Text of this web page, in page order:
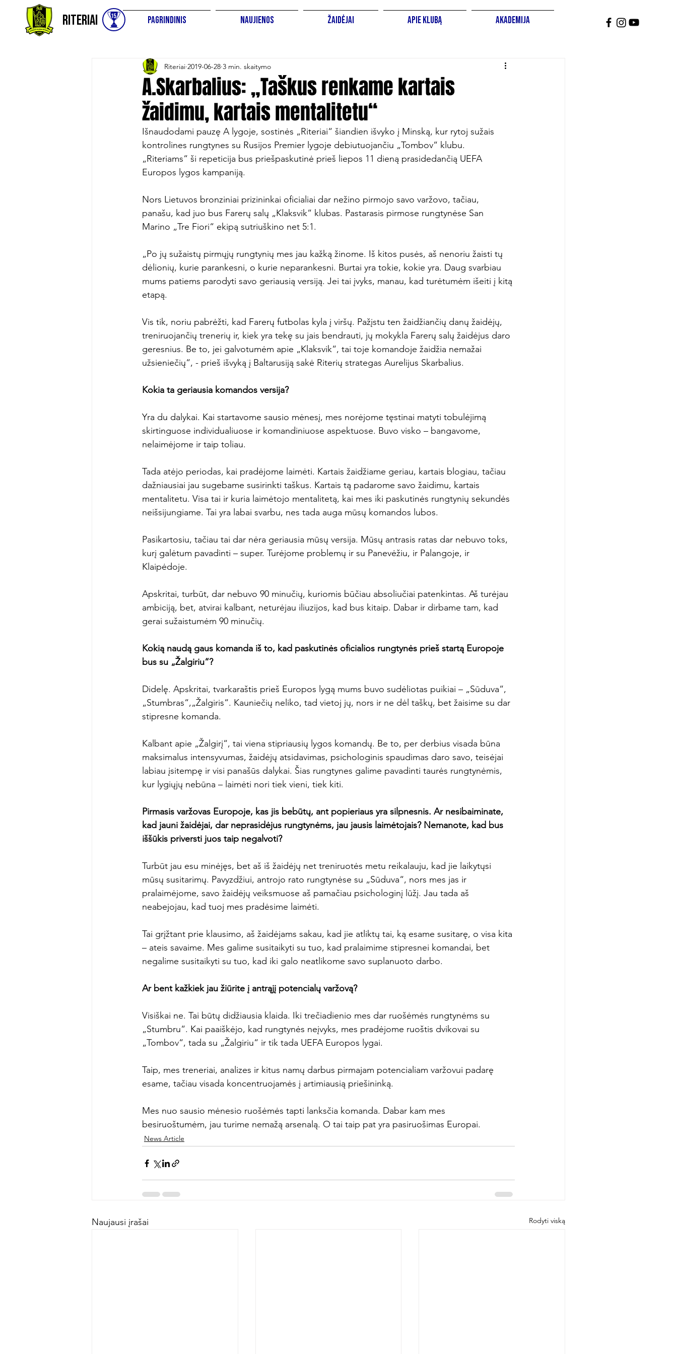
Riteriai Pagrindinis Naujienos Žaidėjai Apie Klubą Akademija
A.Skarbalius: „Taškus renkame kartais
žaidimu, kartais mentalitetu“
Riteriai 2019-06-28 3 min. skaitymo
Išnaudodami pauzę A lygoje, sostinės „Riteriai“ šiandien išvyko į Minską, kur rytoj sužais
kontrolines rungtynes su Rusijos Premier lygoje debiutuojančiu „Tombov“ klubu.
„Riteriams“ ši repeticija bus priešpaskutinė prieš liepos 11 dieną prasidedančią UEFA
Europos lygos kampaniją.
Nors Lietuvos bronziniai prizininkai oficialiai dar nežino pirmojo savo varžovo, tačiau,
panašu, kad juo bus Farerų salų „Klaksvik“ klubas. Pastarasis pirmose rungtynėse San
Marino „Tre Fiori“ ekipą sutriuškino net 5:1.
„Po jų sužaistų pirmųjų rungtynių mes jau kažką žinome. Iš kitos pusės, aš nenoriu žaisti tų
dėlionių, kurie parankesni, o kurie neparankesni. Burtai yra tokie, kokie yra. Daug svarbiau
mums patiems parodyti savo geriausią versiją. Jei tai įvyks, manau, kad turėtumėm išeiti į kitą
etapą.
Vis tik, noriu pabrėžti, kad Farerų futbolas kyla į viršų. Pažįstu ten žaidžiančių danų žaidėjų,
treniruojančių trenerių ir, kiek yra tekę su jais bendrauti, jų mokykla Farerų salų žaidėjus daro
geresnius. Be to, jei galvotumėm apie „Klaksvik“, tai toje komandoje žaidžia nemažai
užsieniečių“, - prieš išvyką į Baltarusiją sakė Riterių strategas Aurelijus Skarbalius.
Kokia ta geriausia komandos versija?
Yra du dalykai. Kai startavome sausio mėnesį, mes norėjome tęstinai matyti tobulėjimą
skirtinguose individualiuose ir komandiniuose aspektuose. Buvo visko – bangavome,
nelaimėjome ir taip toliau.
Tada atėjo periodas, kai pradėjome laimėti. Kartais žaidžiame geriau, kartais blogiau, tačiau
dažniausiai jau sugebame susirinkti taškus. Kartais tą padarome savo žaidimu, kartais
mentalitetu. Visa tai ir kuria laimėtojo mentalitetą, kai mes iki paskutinės rungtynių sekundės
neišsijungiame. Tai yra labai svarbu, nes tada auga mūsų komandos lubos.
Pasikartosiu, tačiau tai dar nėra geriausia mūsų versija. Mūsų antrasis ratas dar nebuvo toks,
kurį galėtum pavadinti – super. Turėjome problemų ir su Panevėžiu, ir Palangoje, ir
Klaipėdoje.
Apskritai, turbūt, dar nebuvo 90 minučių, kuriomis būčiau absoliučiai patenkintas. Aš turėjau
ambiciją, bet, atvirai kalbant, neturėjau iliuzijos, kad bus kitaip. Dabar ir dirbame tam, kad
gerai sužaistumėm 90 minučių.
Kokią naudą gaus komanda iš to, kad paskutinės oficialios rungtynės prieš startą Europoje
bus su „Žalgiriu“?
Didelę. Apskritai, tvarkaraštis prieš Europos lygą mums buvo sudėliotas puikiai – „Sūduva“,
„Stumbras“,„Žalgiris“. Kauniečių neliko, tad vietoj jų, nors ir ne dėl taškų, bet žaisime su dar
stipresne komanda.
Kalbant apie „Žalgirį“, tai viena stipriausių lygos komandų. Be to, per derbius visada būna
maksimalus intensyvumas, žaidėjų atsidavimas, psichologinis spaudimas daro savo, teisėjai
labiau įsitempę ir visi panašūs dalykai. Šias rungtynes galime pavadinti taurės rungtynėmis,
kur lygiųjų nebūna – laimėti nori tiek vieni, tiek kiti.
Pirmasis varžovas Europoje, kas jis bebūtų, ant popieriaus yra silpnesnis. Ar nesibaiminate,
kad jauni žaidėjai, dar neprasidėjus rungtynėms, jau jausis laimėtojais? Nemanote, kad bus
iššūkis priversti juos taip negalvoti?
Turbūt jau esu minėjęs, bet aš iš žaidėjų net treniruotės metu reikalauju, kad jie laikytųsi
mūsų susitarimų. Pavyzdžiui, antrojo rato rungtynėse su „Sūduva“, nors mes jas ir
pralaimėjome, savo žaidėjų veiksmuose aš pamačiau psichologinį lūžį. Jau tada aš
neabejojau, kad tuoj mes pradėsime laimėti.
Tai grįžtant prie klausimo, aš žaidėjams sakau, kad jie atliktų tai, ką esame susitarę, o visa kita
– ateis savaime. Mes galime susitaikyti su tuo, kad pralaimime stipresnei komandai, bet
negalime susitaikyti su tuo, kad iki galo neatlikome savo suplanuoto darbo.
Ar bent kažkiek jau žiūrite į antrąjį potencialų varžovą?
Visiškai ne. Tai būtų didžiausia klaida. Iki trečiadienio mes dar ruošėmės rungtynėms su
„Stumbru“. Kai paaiškėjo, kad rungtynės neįvyks, mes pradėjome ruoštis dvikovai su
„Tombov“, tada su „Žalgiriu“ ir tik tada UEFA Europos lygai.
Taip, mes treneriai, analizes ir kitus namų darbus pirmajam potencialiam varžovui padarę
esame, tačiau visada koncentruojamės į artimiausią priešininką.
Mes nuo sausio mėnesio ruošėmės tapti lanksčia komanda. Dabar kam mes
besiruoštumėm, jau turime nemažą arsenalą. O tai taip pat yra pasiruošimas Europai.
News Article
Naujausi įrašai Rodyti viską